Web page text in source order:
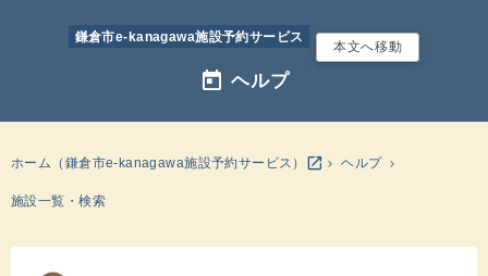
鎌倉市e-kanagawa施設予約サービス
本文へ移動
today ヘルプ
ホーム（鎌倉市e-kanagawa施設予約サービス） open_in_new ヘルプ
施設一覧・検索